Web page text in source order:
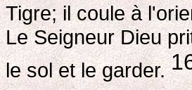
Tigre; il coule à
Le Seigneur Dieu
le sol et le garder.